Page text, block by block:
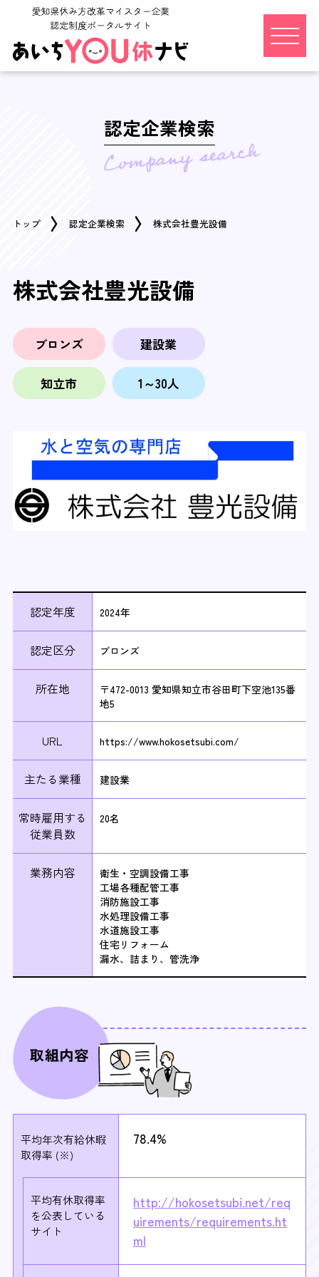
認定企業検索
トップ 認定企業検索 株式会社豊光設備
株式会社豊光設備
ブロンズ 建設業
知立市 1～30人
認定年度 2024年
認定区分 ブロンズ
所在地
〒472-0013 愛知県知立市谷田町下空池135番
地5
URL https://www.hokosetsubi.com/
主たる業種 建設業
常時雇用する
従業員数
20名
業務内容
衛生・空調設備工事
工場各種配管工事
消防施設工事
水処理設備工事
水道施設工事
住宅リフォーム
漏水、詰まり、管洗浄
平均年次有給休暇
取得率 (※)
78.4%
平均有休取得率
を公表している
サイト
http://hokosetsubi.net/req
uirements/requirements.ht
ml